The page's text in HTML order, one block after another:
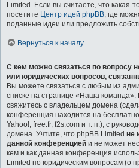
Limited. Если вы считаете, что
посетите Центр идей phpBB, где
поданные идеи или предложить
Вернуться к началу
С кем можно связаться по вопросу
или юридических вопросов,
Вы можете связаться с любым из
списке на странице «Наша команда».
свяжитесь с владельцем домена
конференция находится на
Yahoo!, free.fr, f2s.com и т. п.), с
домена. Учтите, что phpBB Limited не
данной конференцией и не может
кем и как данная конференция
Limited по юридическим вопросам (о